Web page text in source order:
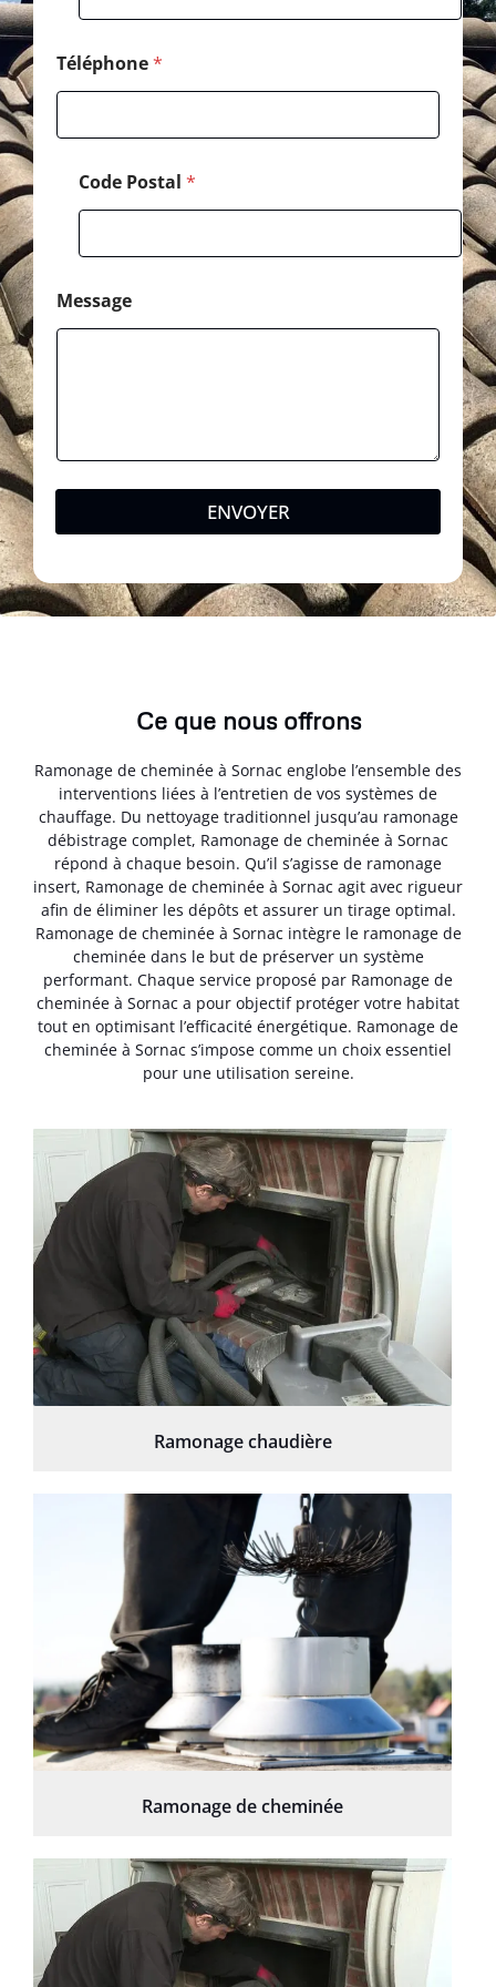
Téléphone*
M
e
s
s
a
g
e
Code Postal *
Message
ENVOYER
Ce que nous offrons
Ramonage de cheminée à Sornac englobe l’ensemble des
interventions liées à l’entretien de vos systèmes de
chauffage. Du nettoyage traditionnel jusqu’au ramonage
débistrage complet, Ramonage de cheminée à Sornac
répond à chaque besoin. Qu’il s’agisse de ramonage
insert, Ramonage de cheminée à Sornac agit avec rigueur
afin de éliminer les dépôts et assurer un tirage optimal.
Ramonage de cheminée à Sornac intègre le ramonage de
cheminée dans le but de préserver un système
performant. Chaque service proposé par Ramonage de
cheminée à Sornac a pour objectif protéger votre habitat
tout en optimisant l’efficacité énergétique. Ramonage de
cheminée à Sornac s’impose comme un choix essentiel
pour une utilisation sereine.
Ramonage chaudière
Ramonage de cheminée